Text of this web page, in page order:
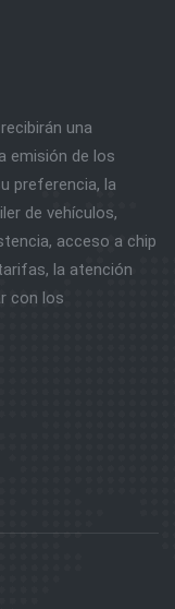
una
emisión de los
preferencia, la
de vehículos,
acceso a chip
la atención
con los